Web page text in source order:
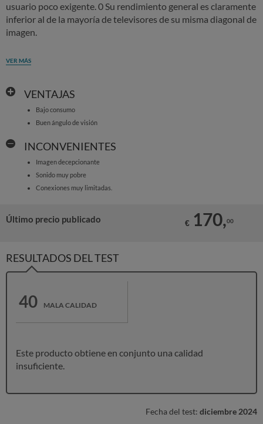
usuario poco exigente. 0 Su rendimiento general es claramente
inferior al de la mayoría de televisores de su misma diagonal de
imagen.
VER MÁS
VENTAJAS
Bajo consumo
Buen ángulo de visión
INCONVENIENTES
Imagen decepcionante
Sonido muy pobre
Conexiones muy limitadas.
Último precio publicado € 170,00
RESULTADOS DEL TEST
40 MALA CALIDAD
Este producto obtiene en conjunto una calidad
insuficiente.
Fecha del test: diciembre 2024